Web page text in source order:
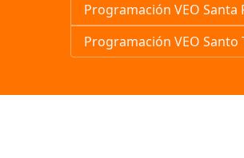
Programación VEO Santa
Programación VEO Santo